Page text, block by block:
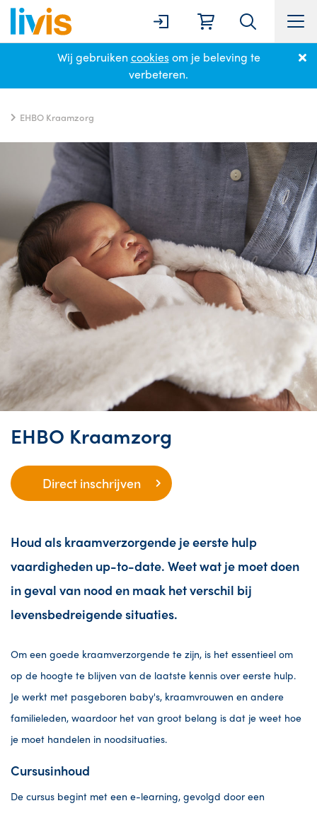
Wij gebruiken cookiesom je beleving te
verbeteren.
Cursussen Kraamzorgcursussen Voor Kraamzorg
EHBO Kraamzorg
EHBO Kraamzorg
Direct inschrijven
Houd als kraamverzorgende je eerste hulp
vaardigheden up-to-date. Weet wat je moet doen
in geval van nood en maak het verschil bij
levensbedreigende situaties.
Om een goede kraamverzorgende te zijn, is het essentieel om
op de hoogte te blijven van de laatste kennis over eerste hulp.
Je werkt met pasgeboren baby's, kraamvrouwen en andere
familieleden, waardoor het van groot belang is dat je weet hoe
je moet handelen in noodsituaties.
Cursusinhoud
De cursus begint met een e-learning, gevolgd door een